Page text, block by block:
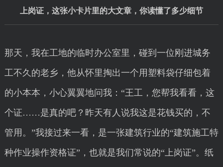
上岗证，这张小卡片里的大文章，你读懂了多少细节
那天，我在工地的临时办公室里，碰到一位刚进城务
工不久的老乡，他从怀里掏出一个用塑料袋仔细包着
的小本本，小心翼翼地问我：“王工，您帮我看看，这
个证……是真的吧？昨天有人说我这是花钱买的，不
管用。”我接过来一看，是一张建筑行业的“建筑施工特
种作业操作资格证”，也就是我们常说的“上岗证”。纸